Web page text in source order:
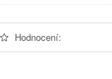
Hodnocení: